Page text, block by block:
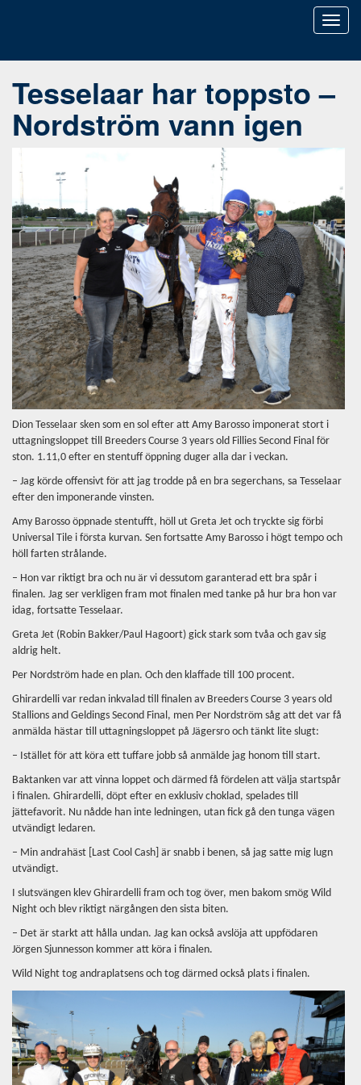
Toggle
Tesselaar har toppsto –
Nordström vann igen
Dion Tesselaar sken som en sol efter att Amy Barosso imponerat stort i
uttagningsloppet till Breeders Course 3 years old Fillies Second Final för
ston. 1.11,0 efter en stentuff öppning duger alla dar i veckan.
– Jag körde offensivt för att jag trodde på en bra segerchans, sa Tesselaar
efter den imponerande vinsten.
Amy Barosso öppnade stentufft, höll ut Greta Jet och tryckte sig förbi
Universal Tile i första kurvan. Sen fortsatte Amy Barosso i högt tempo och
höll farten strålande.
– Hon var riktigt bra och nu är vi dessutom garanterad ett bra spår i
finalen. Jag ser verkligen fram mot finalen med tanke på hur bra hon var
idag, fortsatte Tesselaar.
Greta Jet (Robin Bakker/Paul Hagoort) gick stark som tvåa och gav sig
aldrig helt.
Per Nordström hade en plan. Och den klaffade till 100 procent.
Ghirardelli var redan inkvalad till finalen av Breeders Course 3 years old
Stallions and Geldings Second Final, men Per Nordström såg att det var få
anmälda hästar till uttagningsloppet på Jägersro och tänkt lite slugt:
– Istället för att köra ett tuffare jobb så anmälde jag honom till start.
Baktanken var att vinna loppet och därmed få fördelen att välja startspår
i finalen. Ghirardelli, döpt efter en exklusiv choklad, spelades till
jättefavorit. Nu nådde han inte ledningen, utan fick gå den tunga vägen
utvändigt ledaren.
– Min andrahäst [Last Cool Cash] är snabb i benen, så jag satte mig lugn
utvändigt.
I slutsvängen klev Ghirardelli fram och tog över, men bakom smög Wild
Night och blev riktigt närgången den sista biten.
– Det är starkt att hålla undan. Jag kan också avslöja att uppfödaren
Jörgen Sjunnesson kommer att köra i finalen.
Wild Night tog andraplatsens och tog därmed också plats i finalen.